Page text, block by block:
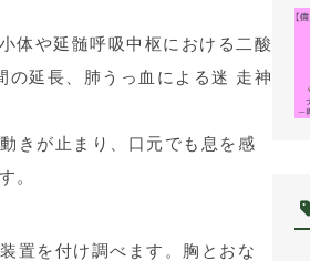
体や延髄呼吸中枢における二酸
延長、肺うっ血による迷 走神
きが止まり、口元でも息を感
。
置を付け調べます。胸とおな